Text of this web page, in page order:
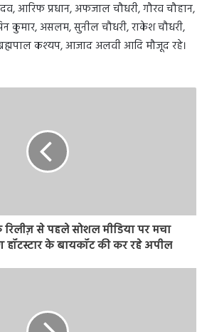
आरिफ प्रधान, अफजाल चौधरी, गौरव चौहान,
कुमार, असलम, सुनील चौधरी, राकेश चौधरी,
कश्यप, आजाद अलवी आदि मौजूद रहे।
रिलीज़ से पहले सोशल मीडिया पर मचा
के बायकॉट की कर रहे अपील